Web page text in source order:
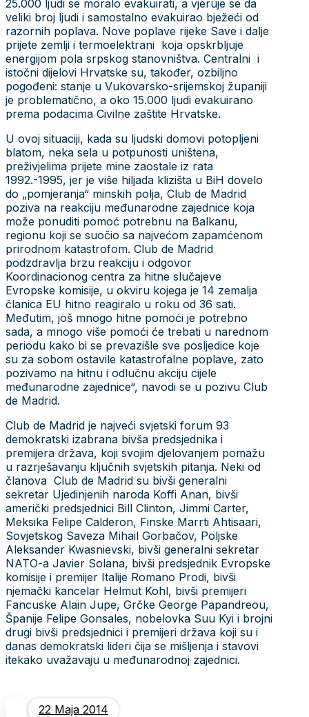
25.000 ljudi se moralo evakuirati, a vjeruje se da
veliki broj ljudi i samostalno evakuirao bježeći od
razornih poplava. Nove poplave rijeke Save i dalje
prijete zemlji i termoelektrani koja opskrbljuje
energijom pola srpskog stanovništva. Centralni i
istočni dijelovi Hrvatske su, također, ozbiljno
pogođeni: stanje u Vukovarsko-srijemskoj županiji
je problematično, a oko 15.000 ljudi evakuirano
prema podacima Civilne zaštite Hrvatske.
U ovoj situaciji, kada su ljudski domovi potopljeni
blatom, neka sela u potpunosti uništena,
preživjelima prijete mine zaostale iz rata
1992.-1995, jer je više hiljada klizišta u BiH dovelo
do „pomjeranja“ minskih polja, Club de Madrid
poziva na reakciju međunarodne zajednice koja
može ponuditi pomoć potrebnu na Balkanu,
regionu koji se suočio sa najvećom zapamćenom
prirodnom katastrofom. Club de Madrid
podzdravlja brzu reakciju i odgovor
Koordinacionog centra za hitne slučajeve
Evropske komisije, u okviru kojega je 14 zemalja
članica EU hitno reagiralo u roku od 36 sati.
Međutim, još mnogo hitne pomoći je potrebno
sada, a mnogo više pomoći će trebati u narednom
periodu kako bi se prevazišle sve posljedice koje
su za sobom ostavile katastrofalne poplave, zato
pozivamo na hitnu i odlučnu akciju cijele
međunarodne zajednice“, navodi se u pozivu Club
de Madrid.
Club de Madrid je najveći svjetski forum 93
demokratski izabrana bivša predsjednika i
premijera država, koji svojim djelovanjem pomažu
u razrješavanju ključnih svjetskih pitanja. Neki od
članova Club de Madrid su bivši generalni
sekretar Ujedinjenih naroda Koffi Anan, bivši
američki predsjednici Bill Clinton, Jimmi Carter,
Meksika Felipe Calderon, Finske Marrti Ahtisaari,
Sovjetskog Saveza Mihail Gorbačov, Poljske
Aleksander Kwasnievski, bivši generalni sekretar
NATO-a Javier Solana, bivši predsjednik Evropske
komisije i premijer Italije Romano Prodi, bivši
njemački kancelar Helmut Kohl, bivši premijeri
Fancuske Alain Jupe, Grčke George Papandreou,
Španije Felipe Gonsales, nobelovka Suu Kyi i brojni
drugi bivši predsjednici i premijeri država koji su i
danas demokratski lideri čija se mišljenja i stavovi
itekako uvažavaju u međunarodnoj zajednici.
22 Maja 2014